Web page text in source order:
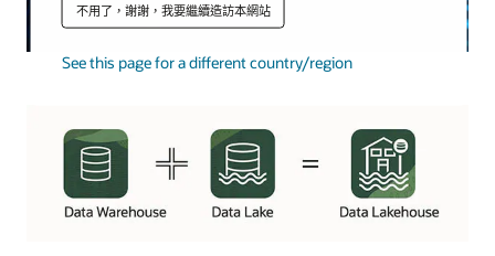
不用了，謝謝，我要繼續造訪本網站
See this page for a different country/region